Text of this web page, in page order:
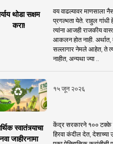
थोडा सक्षम
करा!
वय वाढल्यावर माणसाला
प्रगल्भता येते. राहुल गांधी
त्यांना आजही राजकीय
आकलन होत नाही. अर्थात,
सल्लागार नेमले आहेत, ते
नाहीत, अन्यथा ज्या ..
१५ जून २०२६
स्वातंत्र्याचा
जाहीरनामा
केंद्र सरकारने १०० टक्के
हिरवा कंदील देत, देशाच्या